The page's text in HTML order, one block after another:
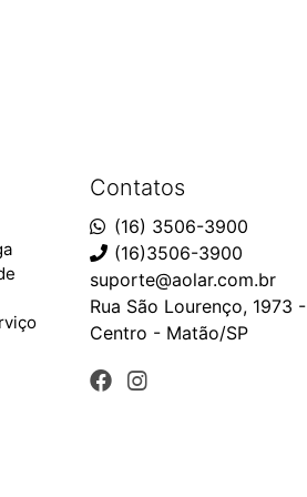
Contatos
(16) 3506-3900
(16)3506-3900
suporte@aolar.com.br
Rua São Lourenço, 1973 -
Centro - Matão/SP